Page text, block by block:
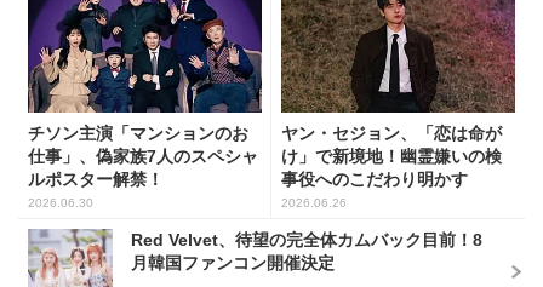
チソン主演「マンションのお
仕事」、偽家族7人のスペシャ
ルポスター解禁！
2026.06.30
ヤン・セジョン、「恋は命が
け」で新境地！幽霊嫌いの検
事役へのこだわり明かす
2026.06.26
Red Velvet、待望の完全体カムバック目前！8
月韓国ファンコン開催決定